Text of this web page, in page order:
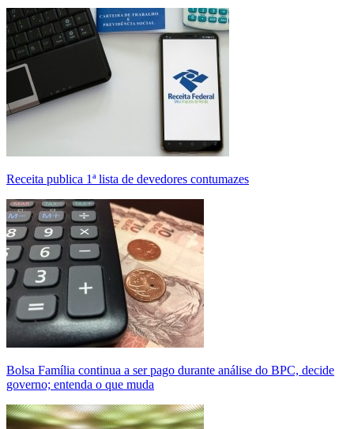
Receita publica 1ª lista de devedores contumazes
Bolsa Família continua a ser pago durante análise do BPC, decide
governo; entenda o que muda